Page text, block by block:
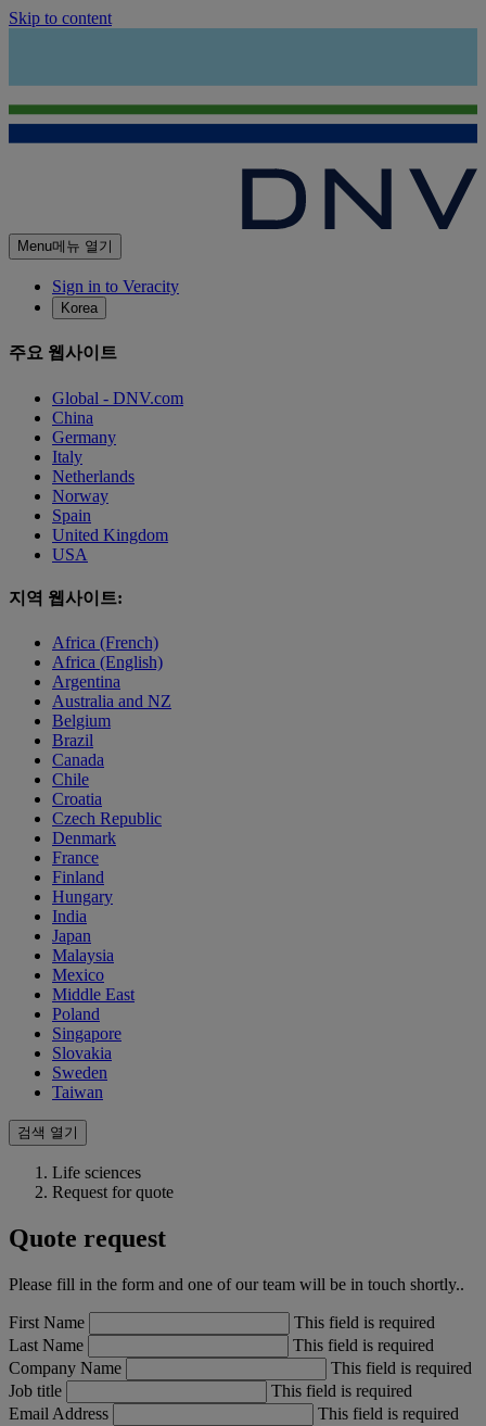
Skip to content
Menu메뉴 열기
Sign in to Veracity
Korea
주요 웹사이트
Global - DNV.com
China
Germany
Italy
Netherlands
Norway
Spain
United Kingdom
USA
지역 웹사이트:
Africa (French)
Africa (English)
Argentina
Australia and NZ
Belgium
Brazil
Canada
Chile
Croatia
Czech Republic
Denmark
France
Finland
Hungary
India
Japan
Malaysia
Mexico
Middle East
Poland
Singapore
Slovakia
Sweden
Taiwan
검색 열기
Life sciences
Request for quote
Quote request
Please fill in the form and one of our team will be in touch shortly..
First Name
This field is required
Last Name
This field is required
Company Name
This field is required
Job title
This field is required
Email Address
This field is required